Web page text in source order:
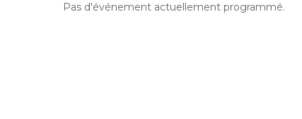
Pas d'événement actuellement programmé.